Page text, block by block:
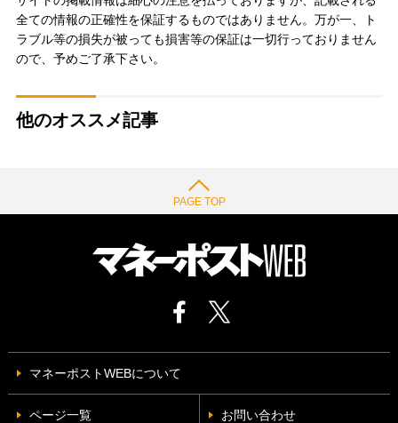
全ての情報の正確性を保証するものではありません。万が一、ト
ラブル等の損失が被っても損害等の保証は一切行っておりません
ので、予めご了承下さい。
他のオススメ記事
PAGE TOP
マネーポストWEBについて
ページ一覧 お問い合わせ